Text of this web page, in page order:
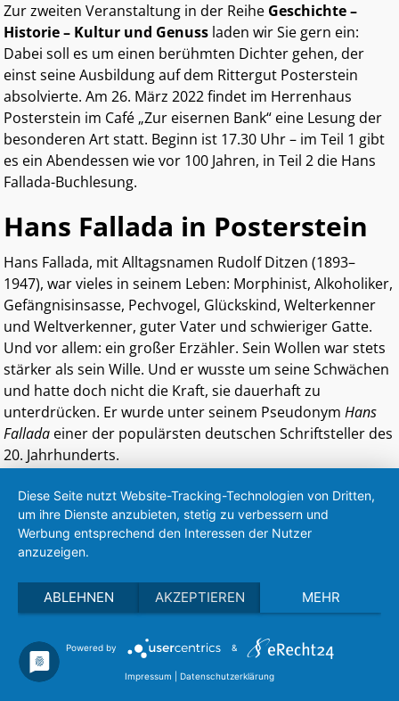
Zur zweiten Veranstaltung in der Reihe Geschichte –
Historie – Kultur und Genuss laden wir Sie gern ein:
Dabei soll es um einen berühmten Dichter gehen, der
einst seine Ausbildung auf dem Rittergut Posterstein
absolvierte. Am 26. März 2022 findet im Herrenhaus
Posterstein im Café „Zur eisernen Bank“ eine Lesung der
besonderen Art statt. Beginn ist 17.30 Uhr – im Teil 1 gibt
es ein Abendessen wie vor 100 Jahren, in Teil 2 die Hans
Fallada-Buchlesung.
Hans Fallada in Posterstein
Hans Fallada, mit Alltagsnamen Rudolf Ditzen (1893–
1947), war vieles in seinem Leben: Morphinist, Alkoholiker,
Gefängnisinsasse, Pechvogel, Glückskind, Welterkenner
und Weltverkenner, guter Vater und schwieriger Gatte.
Und vor allem: ein großer Erzähler. Sein Wollen war stets
stärker als sein Wille. Und er wusste um seine Schwächen
und hatte doch nicht die Kraft, sie dauerhaft zu
unterdrücken. Er wurde unter seinem PseudonymHans
Fallada einer der populärsten deutschen Schriftsteller des
20. Jahrhunderts.
In der Biografie über Fallada schrieb der Journalist und
Historiker Andre Uzulis:
„In Romanen und Erzählungen durch Fallada fand ich neue
Familie, Macht und Ohnmacht, Tatkraft und Schwäche, Moral
und Sünde, der Einzelne und die Gesellschaft. Aus der
Faszination der Auseinandersetzung mit diesem
ungewöhnlichen Menschen, dessen Leben selbst einem Roman
glich und der seine eigene Geschichte derart tief in seine Werke
Diese Seite nutzt Website-Tracking-Technologien von Dritten,
um ihre Dienste anzubieten, stetig zu verbessern und
Werbung entsprechend den Interessen der Nutzer
anzuzeigen.
ABLEHNEN AKZEPTIEREN MEHR
Powered by &
Impressum Datenschutzerklärung